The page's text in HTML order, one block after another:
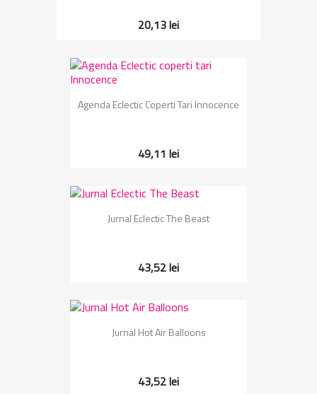
20,13 lei
Agenda Eclectic Coperti Tari Innocence
49,11 lei
Jurnal Eclectic The Beast
43,52 lei
Jurnal Hot Air Balloons
43,52 lei